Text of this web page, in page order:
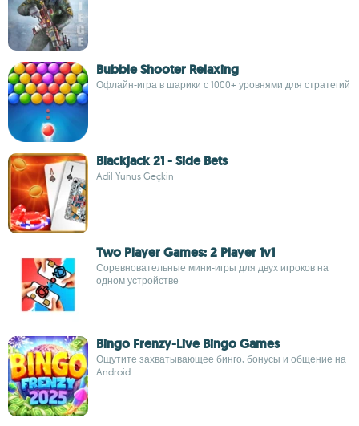
Bubble Shooter Relaxing
Офлайн-игра в шарики с 1000+ уровнями для стратегий
Blackjack 21 - Side Bets
Adil Yunus Geçkin
Two Player Games: 2 Player 1v1
Соревновательные мини-игры для двух игроков на
одном устройстве
Bingo Frenzy-Live Bingo Games
Ощутите захватывающее бинго, бонусы и общение на
Android